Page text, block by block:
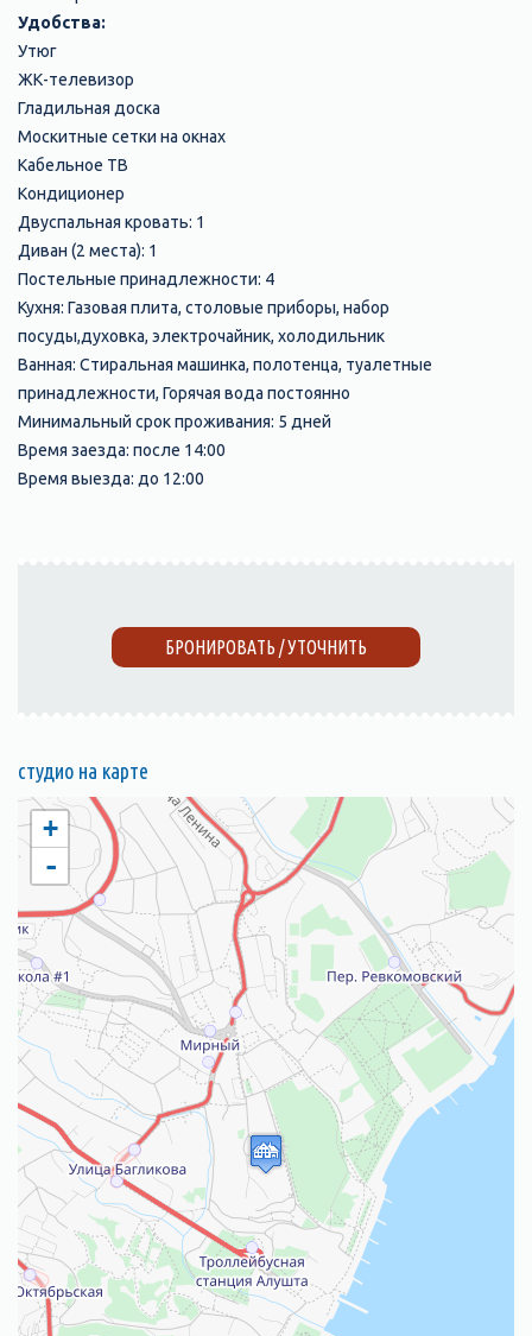
Удобства:
Утюг
ЖК-телевизор
Гладильная доска
Москитные сетки на окнах
Кабельное ТВ
Кондиционер
Двуспальная кровать: 1
Диван (2 места): 1
Постельные принадлежности: 4
Кухня: Газовая плита, столовые приборы, набор
посуды,духовка, электрочайник, холодильник
Ванная: Стиральная машинка, полотенца, туалетные
принадлежности, Горячая вода постоянно
Минимальный срок проживания: 5 дней
Время заезда: после 14:00
Время выезда: до 12:00
БРОНИРОВАТЬ / УТОЧНИТЬ
студио на карте
+
-